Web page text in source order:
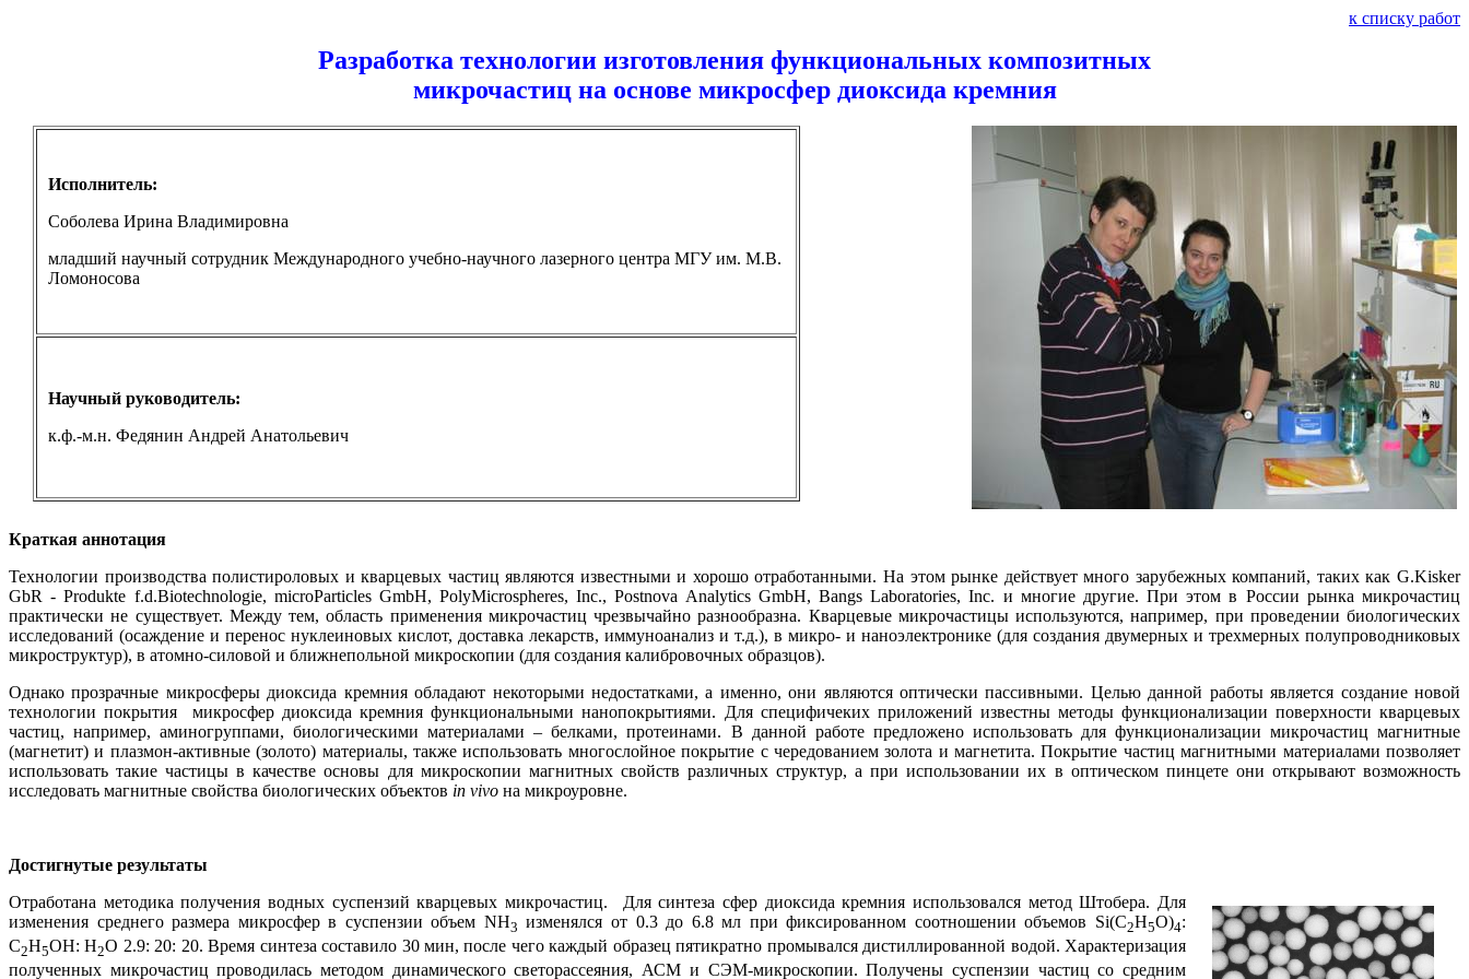
к списку работ
Разработка технологии изготовления функциональных композитных
микрочастиц на основе микросфер диоксида кремния
Исполнитель:
Соболева Ирина Владимировна
младший научный сотрудник Международного учебно-научного лазерного центра МГУ им. М.В.
Ломоносова
Научный руководитель:
к.ф.-м.н. Федянин Андрей Анатольевич
Краткая аннотация
Технологии производства полистироловых и кварцевых частиц являются известными и хорошо отработанными. На этом рынке действует много зарубежных компаний, таких как G.Kisker
GbR - Produkte f.d.Biotechnologie, microParticles GmbH, PolyMicrospheres,Inc., Postnova Analytics GmbH, Bangs Laboratories, Inc. и многие другие. При этом в России рынка микрочастиц
практически не существует. Между тем, область применения микрочастиц чрезвычайно разнообразна. Кварцевые микрочастицы используются, например, при проведении биологических
исследований (осаждение и перенос нуклеиновых кислот, доставка лекарств, иммуноанализ и т.д.), в микро- и наноэлектронике (для создания двумерных и трехмерных полупроводниковых
микроструктур), в атомно-силовой и ближнепольной микроскопии (для создания калибровочных образцов).
Однако прозрачные микросферы диоксида кремния обладают некоторыми недостатками, а именно, они являются оптически пассивными. Целью данной работы является создание новой
технологии покрытия микросфер диоксида кремния функциональными нанопокрытиями. Для специфичеких приложений известны методы функционализации поверхности кварцевых
частиц, например, аминогруппами, биологическими материалами – белками, протеинами. В данной работе предложено использовать для функционализации микрочастиц магнитные
(магнетит) и плазмон-активные (золото) материалы, также использовать многослойное покрытие с чередованием золота и магнетита. Покрытие частиц магнитными материалами позволяет
использовать такие частицы в качестве основы для микроскопии магнитных свойств различных структур, а при использовании их в оптическом пинцете они открывают возможность
исследовать магнитные свойства биологических объектов in vivo на микроуровне.
Достигнутые результаты
Отработана методика получения водных суспензий кварцевых микрочастиц.
Для синтеза сфер диоксида кремния использовался метод Штобера. Для
изменения среднего размера микросфер в суспензии объем NH3 изменялся от 0.3 до 6.8 мл при фиксированном соотношении объемов Si(C2H5O)4:
C2H5OH:H2O 2.9: 20: 20. Время синтеза составило 30 мин, после чего каждый образец пятикратно промывался дистиллированной водой. Характеризация
полученных микрочастиц проводилась методом динамического светорассеяния, АСМ и СЭМ-микроскопии. Получены суспензии частиц со средним